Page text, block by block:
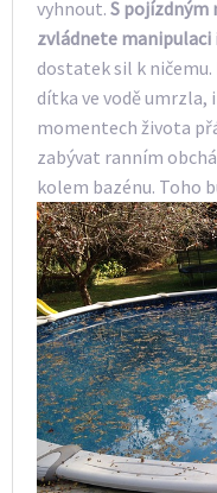
vyhnout. S pojízdným
zvládnete manipulaci
dostatek sil k ničemu.
dítka ve vodě umrzla,
momentech života
zabývat ranním
kolem bazénu. Toho